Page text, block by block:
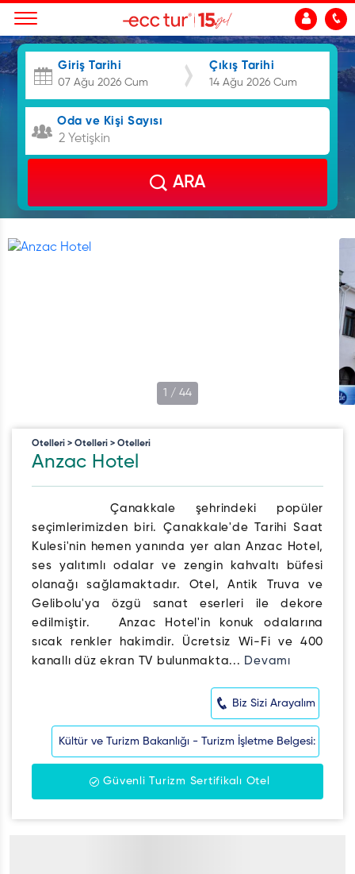
Giriş Tarihi Çıkış Tarihi
Oda ve Kişi Sayısı
2 Yetişkin
ARA
1 / 44
Otelleri > Otelleri > Otelleri
Anzac Hotel
Çanakkale şehrindeki popüler
seçimlerimizden biri. Çanakkale'de Tarihi Saat
Kulesi'nin hemen yanında yer alan Anzac Hotel,
ses yalıtımlı odalar ve zengin kahvaltı büfesi
olanağı sağlamaktadır. Otel, Antik Truva ve
Gelibolu'ya özgü sanat eserleri ile dekore
edilmiştir. Anzac Hotel'in konuk odalarına
sıcak renkler hakimdir. Ücretsiz Wi-Fi ve 400
kanallı düz ekran TV bulunmakta... Devamı
Biz Sizi Arayalım
Kültür ve Turizm Bakanlığı - Turizm İşletme Belgesi:
Güvenli Turizm Sertifikalı Otel